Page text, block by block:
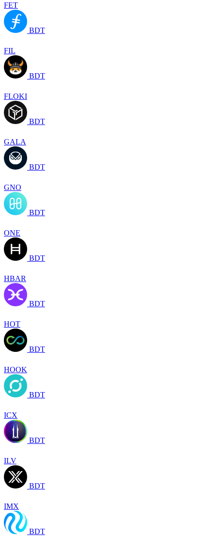
FET
BDT
FIL
BDT
FLOKI
BDT
GALA
BDT
GNO
BDT
ONE
BDT
HBAR
BDT
HOT
BDT
HOOK
BDT
ICX
BDT
ILV
BDT
IMX
BDT